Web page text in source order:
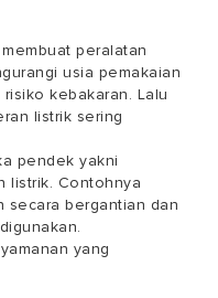
peralatan
usia pemakaian
kebakaran. Lalu
listrik sering
pendek yakni
listrik. Contohnya
secara bergantian dan
yang